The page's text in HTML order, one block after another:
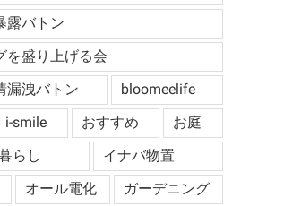
露バトン
を盛り上げる会
漏洩バトン
bloomeelife
i-smile おすすめ
お庭
らし
イナバ物置
オール電化
ガーデニング